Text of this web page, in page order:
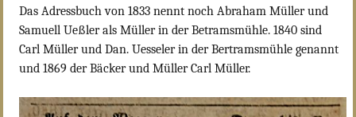
Das Adressbuch von 1833 nennt noch Abraham Müller und
Samuell Ueßler als Müller in der Betramsmühle. 1840 sind
Carl Müller und Dan. Uesseler in der Bertramsmühle genannt
und 1869 der Bäcker und Müller Carl Müller.